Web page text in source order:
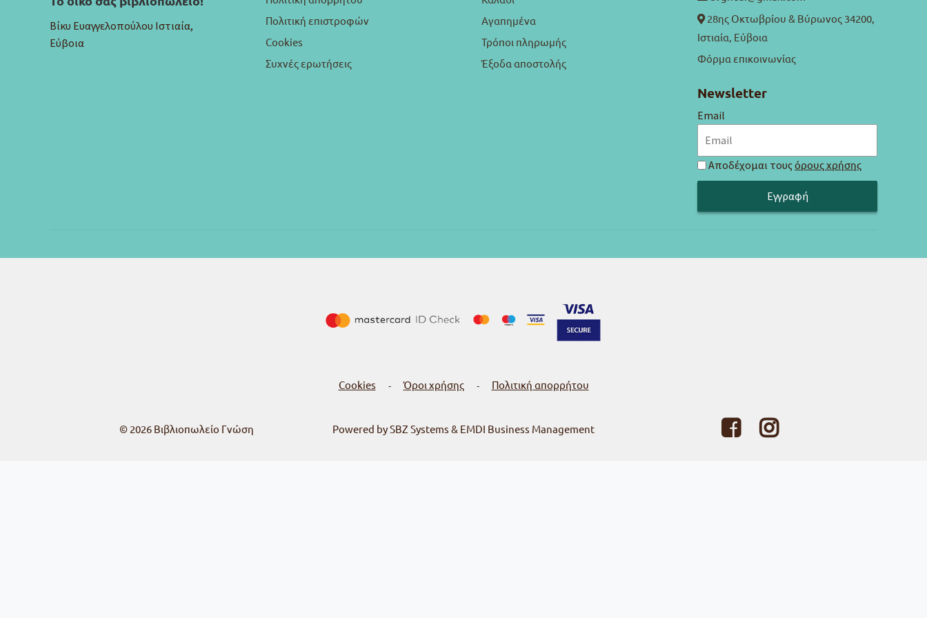
Βίκυ Ευαγγελοπούλου Ιστιαία,
Εύβοια
Πολιτική επιστροφών
Cookies
Συχνές ερωτήσεις
Αγαπημένα
Τρόποι πληρωμής
Έξοδα αποστολής
28ης Οκτωβρίου & Βύρωνος 34200,
Ιστιαία, Εύβοια
Φόρμα επικοινωνίας
Newsletter
Email
Αποδέχομαι τουςόρους χρήσης
Cookies - Όροι χρήσης - Πολιτική απορρήτου
© 2026 Βιβλιοπωλείο Γνώση Powered by SBZ Systems & EMDI Business Management